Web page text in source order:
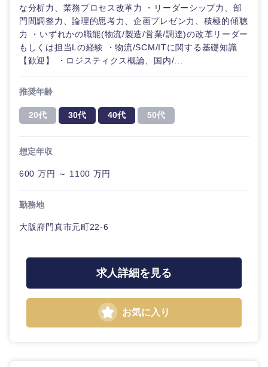
な分析力、業務プロセス改革力 ・リーダーシップ力、部
門間調整力、論理的思考力、企画プレゼン力、積極的傾聴
力 ・いずれかの職能(物流/製造/営業/調達)の改革リーダー
もしくは担当Lの経験 ・物流/SCM/ITに関する基礎知識
【歓迎】 ・ロジスティクス概論、国内/...
推奨年齢
20代 30代 40代 50代
想定年収
600 万円 ～ 1100 万円
勤務地
大阪府門真市元町22-6
求人詳細を見る
お気に入り